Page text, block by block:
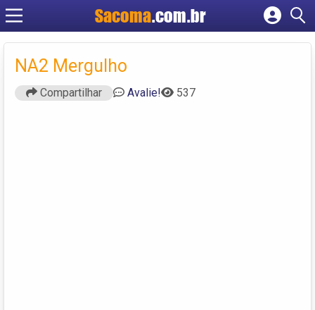
Sacoma.com.br
Cadastrar empresa
NA2 Mergulho
Compartilhar Avalie! 537